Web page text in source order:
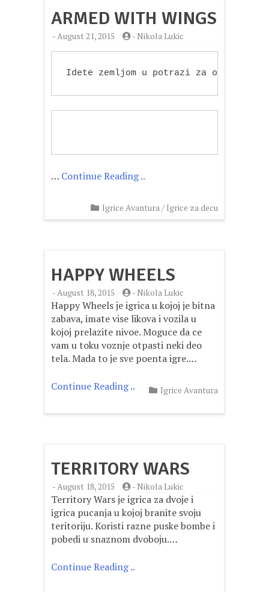
ARMED WITH WINGS
-August 21, 2015 -Nikola Lukic
Idete zemljom u potrazi za onim ko
… Continue Reading ..
Igrice Avantura/ Igrice za decu
HAPPY WHEELS
-August 18, 2015 -Nikola Lukic
Happy Wheels je igrica u kojoj je bitna
zabava, imate vise likova i vozila u
kojoj prelazite nivoe. Moguce da ce
vam u toku voznje otpasti neki deo
tela. Mada to je sve poenta igre.…
Continue Reading .. Igrice Avantura
TERRITORY WARS
-August 18, 2015 -Nikola Lukic
Territory Wars je igrica za dvoje i
igrica pucanja u kojoj branite svoju
teritoriju. Koristi razne puske bombe i
pobedi u snaznom dvoboju.…
Continue Reading ..